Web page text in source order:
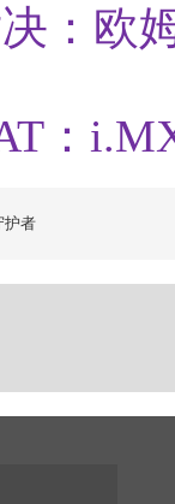
：欧
：
护者